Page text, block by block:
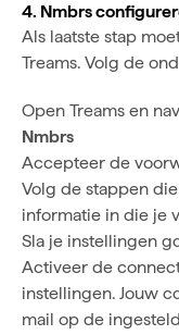
4. Nmbrs
Als laatste stap
Treams. Volg de
Open Treams en
Nmbrs
Accepteer de
Volg de stappen
informatie in die je
Sla je instellingen
Activeer de
instellingen. Jouw
mail op de